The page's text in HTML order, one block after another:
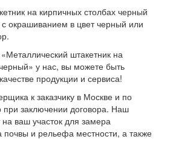
на кирпичных столбах черный
с окрашиванием в цвет черный или
штакетник на
у нас, вы можете быть
продукции и сервиса!
к заказчику в Москве и по
при заключении договора. Наш
ваш участок для замера
почвы и рельефа местности, а также